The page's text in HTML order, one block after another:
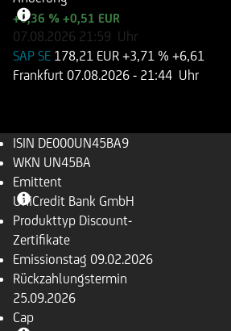
+0,36 % +0,51 EUR
07.08.2026 21:59 Uhr
SAP SE 178,21 EUR +3,71 % +6,61
Frankfurt 07.08.2026 - 21:44 Uhr
ISIN DE000UN45BA9
WKN UN45BA
Emittent
UniCredit Bank GmbH
Produkttyp Discount-
Zertifikate
Emissionstag 09.02.2026
Rückzahlungs­termin
25.09.2026
Cap